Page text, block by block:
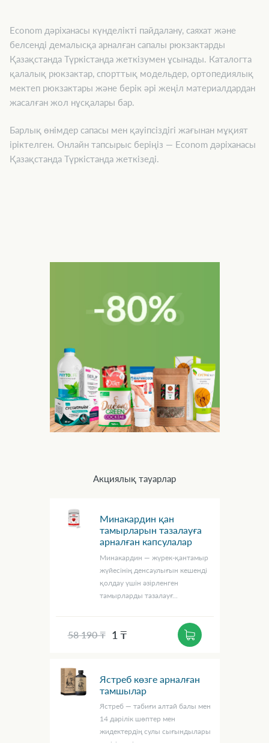
Econom дәріханасы күнделікті пайдалану, саяхат және
белсенді демалысқа арналған сапалы рюкзактарды
Қазақстанда Түркістанда жеткізумен ұсынады. Каталогта
қалалық рюкзактар, спорттық модельдер, ортопедиялық
мектеп рюкзактары және берік әрі жеңіл материалдардан
жасалған жол нұсқалары бар.
Барлық өнімдер сапасы мен қауіпсіздігі жағынан мұқият
іріктелген. Онлайн тапсырыс беріңіз — Econom дәріханасы
Қазақстанда Түркістанда жеткізеді.
Акциялық тауарлар
Минакардин қан
тамырларын тазалауға
арналған капсулалар
Минакардин — жүрек-қантамыр
жүйесінің денсаулығын кешенді
қолдау үшін әзірленген
тамырларды тазалауғ...
58 190 ₸ 1 ₸
Ястреб көзге арналған
тамшылар
Ястреб — табиғи алтай балы мен
14 дәрілік шөптер мен
жидектердің сулы сығындылары